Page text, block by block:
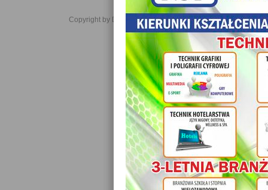
Copyright by Daniel JabĹoĹski 2006-2021. All rights